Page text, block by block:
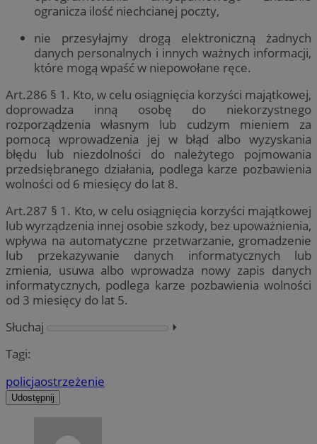
ogranicza ilość niechcianej poczty,
nie przesyłajmy drogą elektroniczną żadnych
danych personalnych i innych ważnych informacji,
które mogą wpaść w niepowołane ręce.
Art.286 § 1. Kto, w celu osiągnięcia korzyści majątkowej,
doprowadza inną osobę do niekorzystnego
rozporządzenia własnym lub cudzym mieniem za
pomocą wprowadzenia jej w błąd albo wyzyskania
błędu lub niezdolności do należytego pojmowania
przedsiębranego działania, podlega karze pozbawienia
wolności od 6 miesięcy do lat 8.
Art.287 § 1. Kto, w celu osiągnięcia korzyści majątkowej
lub wyrządzenia innej osobie szkody, bez upoważnienia,
wpływa na automatyczne przetwarzanie, gromadzenie
lub przekazywanie danych informatycznych lub
zmienia, usuwa albo wprowadza nowy zapis danych
informatycznych, podlega karze pozbawienia wolności
od 3 miesięcy do lat 5.
Słuchaj
⏵︎
Tagi:
policjaostrzeżenie
Udostępnij